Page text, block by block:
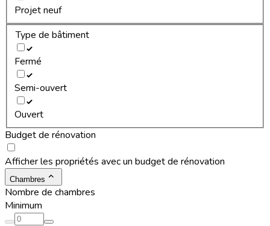
Projet neuf
Type de bâtiment
Fermé
Semi-ouvert
Ouvert
Budget de rénovation
Afficher les propriétés avec un budget de rénovation
Chambres
Nombre de chambres
Minimum